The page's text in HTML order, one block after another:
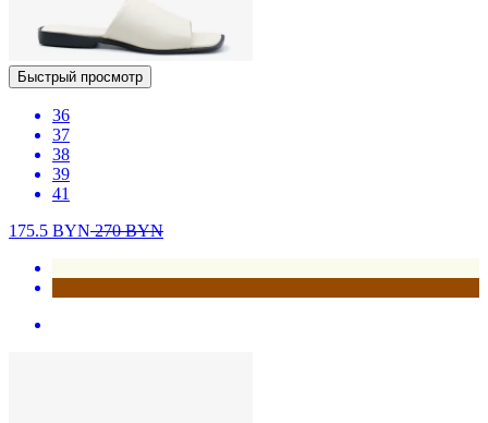
Быстрый просмотр
36
37
38
39
41
175.5 BYN270BYN